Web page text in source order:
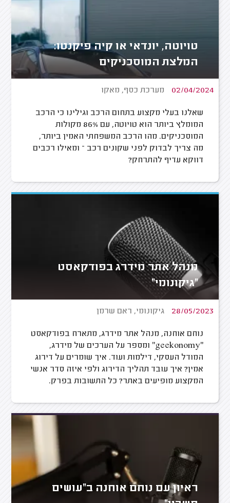
טויוטה, יונדאי או קיה פיקנטו:
המלצת המוסכניקים
02/04/2024 מערכת כסף, מאקו
שאלנו בעלי מקצוע בתחום הרכב וגילינו כי הרכב
המומלץ ביותר הוא טויוטה, עם 86% מקולות
המוסכניקים. מהו הרכב המשפחתי האמין ביותר,
מה צריך לבדוק לפני שקונים רכב – ומאילו רכבים
דווקא עדיף להתרחק?
מנהל אתר מידרג בפודקאסט
"גיקונומי"
28/05/2023 גיקונומי, ראם שרמן
נוחם אוחנה, מנהל אתר מידרג, מתארח בפודקאסט
"geekonomy" ומספר על הערכים של מידרג,
המודל העסקי, דילמות ועוד. איך שומרים על דירוג
אמין? איך עובד תהליך הדירוג ולפי איזה סדר אנשי
המקצוע מופיעים באתר? כל התשובות בפרק.
ראיון עם נוחם אוחנה ב"עושים